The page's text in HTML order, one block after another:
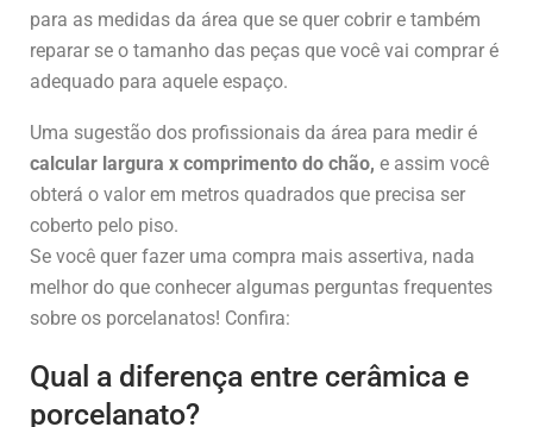
para as medidas da área que se quer cobrir e também
reparar se o tamanho das peças que você vai comprar é
adequado para aquele espaço.
Uma sugestão dos profissionais da área para medir é
calcular largura x comprimento do chão, e assim você
obterá o valor em metros quadrados que precisa ser
coberto pelo piso.
Se você quer fazer uma compra mais assertiva, nada
melhor do que conhecer algumas perguntas frequentes
sobre os porcelanatos! Confira:
Qual a diferença entre cerâmica e
porcelanato?